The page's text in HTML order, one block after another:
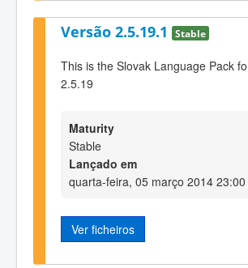
Versão 2.5.19.1 Stable
This is the Slovak Language Pack
2.5.19
Maturity
Stable
Lançado em
quarta-feira, 05 março 2014 23:00
Ver ficheiros